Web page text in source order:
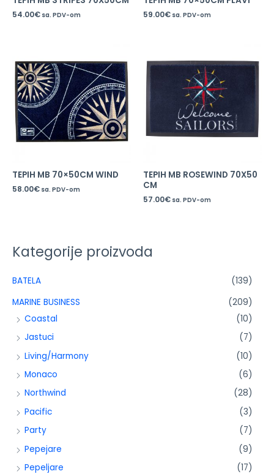
Kategorije proizvoda
BATELA
(139)
MARINE BUSINESS
(209)
Coastal
(10)
Jastuci
(7)
Living/Harmony
(10)
Monaco
(6)
Northwind
(28)
Pacific
(3)
Party
(7)
Pepejare
(9)
Pepeljare
(17)
54.00€ sa. PDV-om 59.00€ sa. PDV-om
TEPIH MB 70×50CM WIND
58.00€ sa. PDV-om
TEPIH MB ROSEWIND 70X50
CM
57.00€ sa. PDV-om